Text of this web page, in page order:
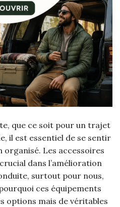
que ce soit pour un trajet
il est essentiel de se sentir
organisé. Les accessoires
dans l’amélioration
surtout pour nous,
ces équipements
options mais de véritables